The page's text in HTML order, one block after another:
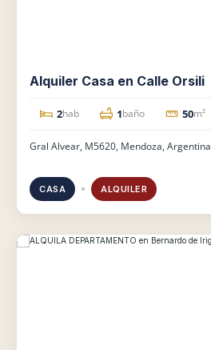
Alquiler Casa en Calle Orsili
2hab 1baño 50m²
Gral Alvear, M5620, Mendoza, Argentina
CASA ALQUILER